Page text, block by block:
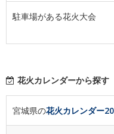
駐車場がある花火大会
花火カレンダーから探す
宮城県の花火カレンダー